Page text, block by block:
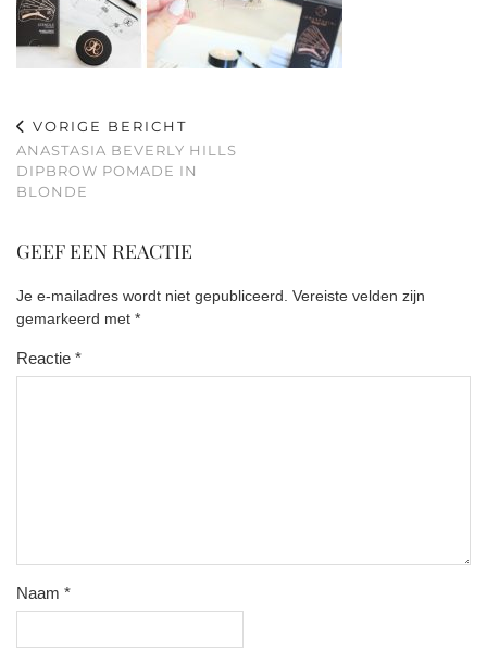
VORIGE BERICHT
ANASTASIA BEVERLY HILLS
DIPBROW POMADE IN
BLONDE
GEEF EEN REACTIE
Je e-mailadres wordt niet gepubliceerd. Vereiste velden zijn
gemarkeerd met *
Reactie *
Naam *